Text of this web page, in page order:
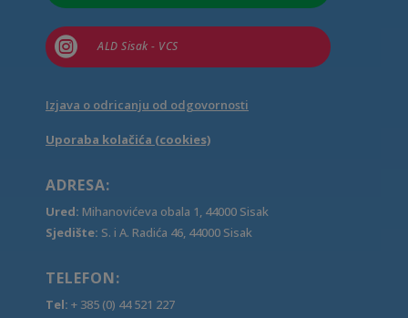
 ALD Sisak - VCS
Izjava o odricanju od odgovornosti
Uporaba kolačića (cookies)
ADRESA:
Ured: Mihanovićeva obala 1, 44000 Sisak
Sjedište: S. i A. Radića 46, 44000 Sisak
TELEFON:
Tel: + 385 (0) 44 521 227